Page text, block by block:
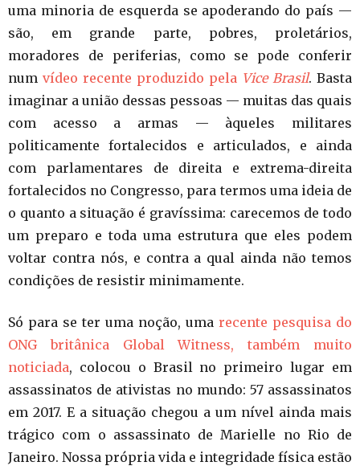
uma minoria de esquerda se apoderando do país —
são, em grande parte, pobres, proletários,
moradores de periferias, como se pode conferir
num vídeo recente produzido pela Vice Brasil. Basta
imaginar a união dessas pessoas — muitas das quais
com acesso a armas — àqueles militares
politicamente fortalecidos e articulados, e ainda
com parlamentares de direita e extrema-direita
fortalecidos no Congresso, para termos uma ideia de
o quanto a situação é gravíssima: carecemos de todo
um preparo e toda uma estrutura que eles podem
voltar contra nós, e contra a qual ainda não temos
condições de resistir minimamente.
Só para se ter uma noção, uma recente pesquisa do
ONG britânica Global Witness, também muito
noticiada, colocou o Brasil no primeiro lugar em
assassinatos de ativistas no mundo: 57 assassinatos
em 2017. E a situação chegou a um nível ainda mais
trágico com o assassinato de Marielle no Rio de
Janeiro. Nossa própria vida e integridade física estão